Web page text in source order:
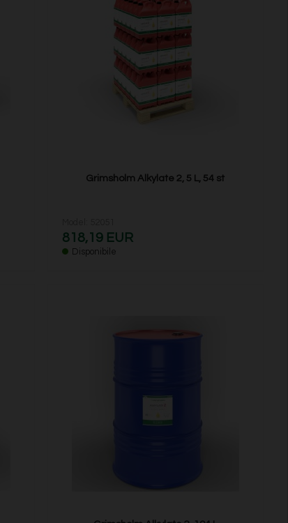
Grimsholm Alkylate 2, 5 L, 54 st
818,19 EUR
Disponibile